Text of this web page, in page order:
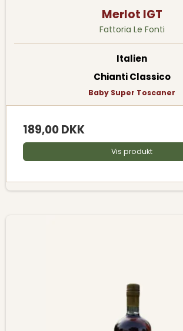
Merlot IGT
Fattoria Le Fonti
Italien
Chianti Classico
Baby Super Toscaner
189,00 DKK
Vis produkt